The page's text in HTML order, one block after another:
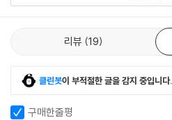
리뷰 19
클린봇이 부적절한 글을 감지 중입니다.
구매한줄평